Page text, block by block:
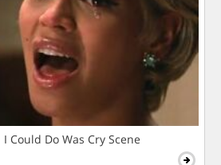
Could Do Was Cry Scene